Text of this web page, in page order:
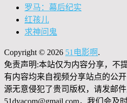
罗马：幕后纪实
红孩儿
求神问鬼
Copyright © 2026 51电影啊 .
免责声明:本站仅为内容分享，不
有内容均来自视频分享站点的公
源无意侵犯了贵司版权，请发邮件
51dyacom@gmail.com，我们会及